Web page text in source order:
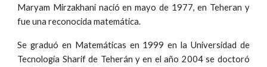
Maryam Mirzakhani nació en mayo de 1977, en Teheran y
fue una reconocida matemática.
Se graduó en Matemáticas en 1999 en la Universidad de
Tecnología Sharif de Teherán y en el año 2004 se doctoró